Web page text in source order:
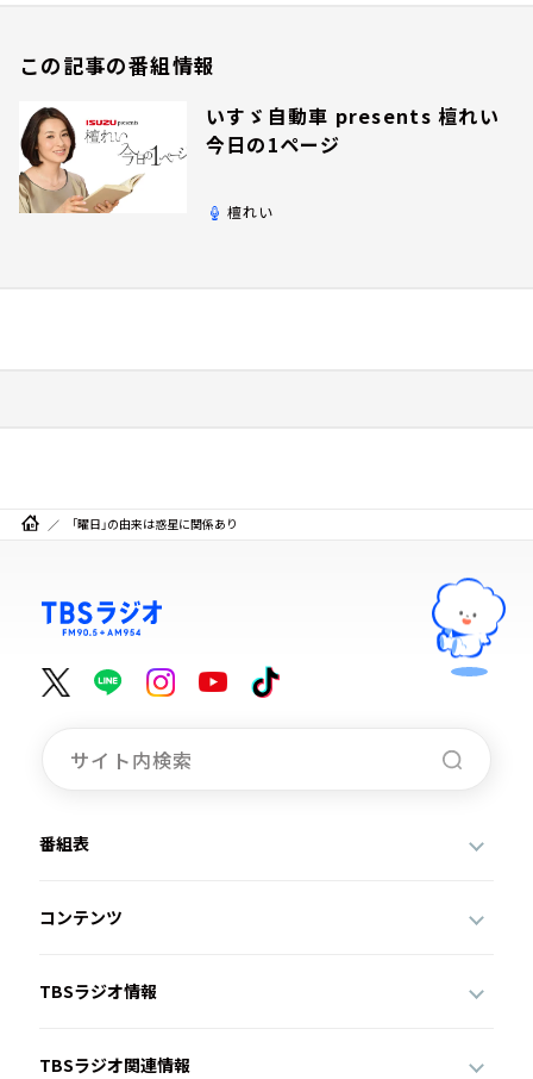
この記事の番組情報
いすゞ自動車 presents 檀れい
今日の1ページ
檀れい
「曜日」の由来は惑星に関係あり
番組表
コンテンツ
TBSラジオ情報
TBSラジオ関連情報